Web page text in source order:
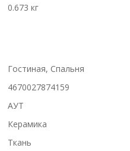
0.673 кг
Гостиная, Спальня
4670027874159
АУТ
Керамика
Ткань